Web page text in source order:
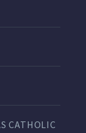
CATHOLIC